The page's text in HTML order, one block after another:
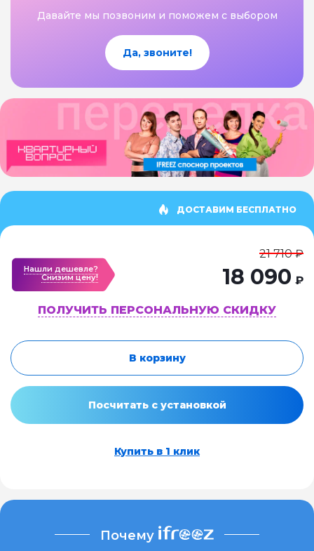
Давайте мы позвоним и поможем с выбором
Да, звоните!
ДОСТАВИМ БЕСПЛАТНО
Нашли дешевле?
Cнизим цену!
21 710 ₽
18 090 ₽
ПОЛУЧИТЬ ПЕРСОНАЛЬНУЮ СКИДКУ
В корзину
Посчитать с установкой
Купить в 1 клик
Почему